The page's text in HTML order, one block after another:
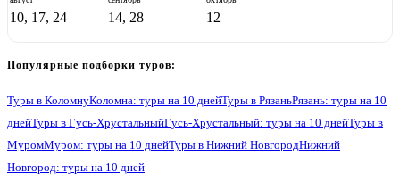
10, 17, 24 14, 28 12
Популярные подборки туров:
Туры в КоломнуКоломна: туры на 10 днейТуры в РязаньРязань: туры на 10
днейТуры в Гусь-ХрустальныйГусь-Хрустальный: туры на 10 днейТуры в
МуромМуром: туры на 10 днейТуры в Нижний НовгородНижний
Новгород: туры на 10 дней